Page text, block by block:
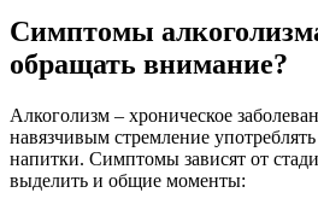
Симптомы
обращать внимание?
Алкоголизм – хроническое
навязчивым стремление
напитки. Симптомы зависят от
выделить и общие моменты: